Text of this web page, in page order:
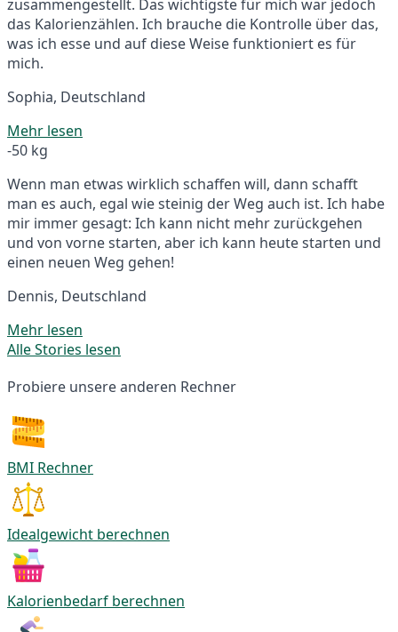
zusammengestellt. Das wichtigste für mich war jedoch
das Kalorienzählen. Ich brauche die Kontrolle über das,
was ich esse und auf diese Weise funktioniert es für
mich.
Sophia, Deutschland
Mehr lesen
-50 kg
Wenn man etwas wirklich schaffen will, dann schafft
man es auch, egal wie steinig der Weg auch ist. Ich habe
mir immer gesagt: Ich kann nicht mehr zurückgehen
und von vorne starten, aber ich kann heute starten und
einen neuen Weg gehen!
Dennis, Deutschland
Mehr lesen
Alle Stories lesen
Probiere unsere anderen Rechner
BMI Rechner
Idealgewicht berechnen
Kalorienbedarf berechnen